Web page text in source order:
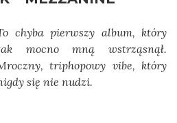
chyba pierwszy album, który
mocno mną wstrząsnął.
triphopowy vibe, który
się nie nudzi.